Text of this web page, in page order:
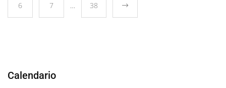
6 7 … 38
Calendario